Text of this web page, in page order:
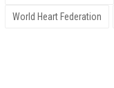
World Heart Federation